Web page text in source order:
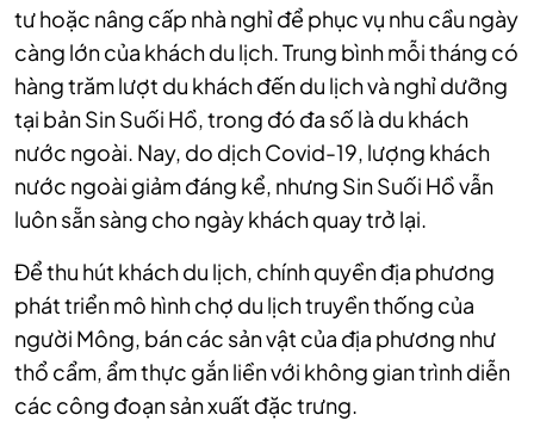
tư hoặc nâng cấp nhà nghỉ để phục vụ nhu cầu ngày
càng lớn của khách du lịch. Trung bình mỗi tháng có
hàng trăm lượt du khách đến du lịch và nghỉ dưỡng
tại bản Sin Suối Hồ, trong đó đa số là du khách
nước ngoài. Nay, do dịch Covid-19, lượng khách
nước ngoài giảm đáng kể, nhưng Sin Suối Hồ vẫn
luôn sẵn sàng cho ngày khách quay trở lại.
Để thu hút khách du lịch, chính quyền địa phương
phát triển mô hình chợ du lịch truyền thống của
người Mông, bán các sản vật của địa phương như
thổ cẩm, ẩm thực gắn liền với không gian trình diễn
các công đoạn sản xuất đặc trưng.